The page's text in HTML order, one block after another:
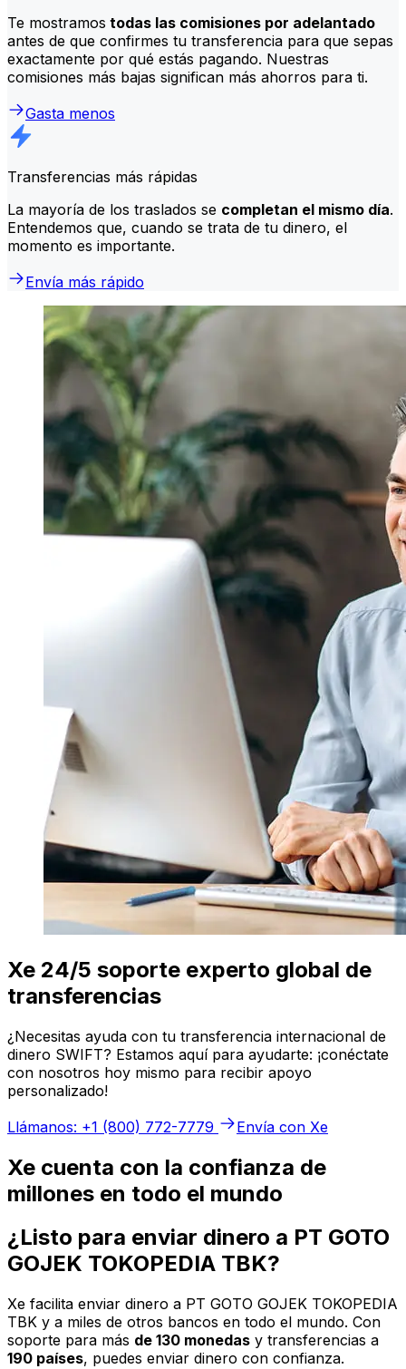
Te mostramos todas las comisiones por adelantado
antes de que confirmes tu transferencia para que sepas
exactamente por qué estás pagando. Nuestras
comisiones más bajas significan más ahorros para ti.
Gasta menos
Transferencias más rápidas
La mayoría de los traslados se completan el mismo día.
Entendemos que, cuando se trata de tu dinero, el
momento es importante.
Envía más rápido
Xe 24/5 soporte experto global de
transferencias
¿Necesitas ayuda con tu transferencia internacional de
dinero SWIFT? Estamos aquí para ayudarte: ¡conéctate
con nosotros hoy mismo para recibir apoyo
personalizado!
Llámanos: +1 (800) 772-7779
Envía con Xe
Xe cuenta con la confianza de
millones en todo el mundo
¿Listo para enviar dinero a PT GOTO
GOJEK TOKOPEDIA TBK?
Xe facilita enviar dinero a PT GOTO GOJEK TOKOPEDIA
TBK y a miles de otros bancos en todo el mundo. Con
soporte para más de 130 monedas y transferencias a
190 países, puedes enviar dinero con confianza.